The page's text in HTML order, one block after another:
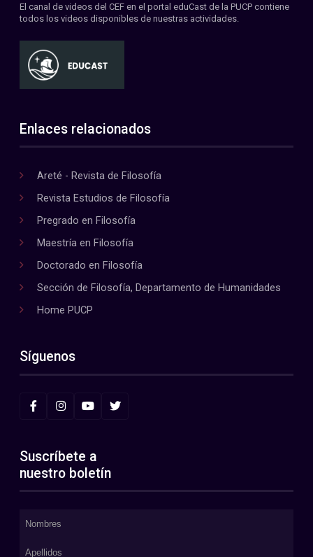
El canal de videos del CEF en el portal eduCast de la PUCP contiene
todos los videos disponibles de nuestras actividades.
Enlaces relacionados
Areté - Revista de Filosofía
Revista Estudios de Filosofía
Pregrado en Filosofía
Maestría en Filosofía
Doctorado en Filosofía
Sección de Filosofía, Departamento de Humanidades
Home PUCP
Síguenos
Suscríbete a
nuestro boletín